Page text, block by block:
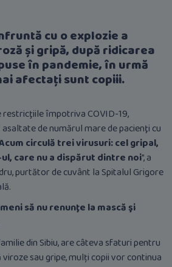
cu o explozie a
și gripă, după ridicarea
în pandemie, în urmă
afectați sunt copiii.
restricţiile împotriva COVID-19,
de numărul mare de pacienţi cu
circulă trei virusuri: cel gripal,
care nu a dispărut dintre noi”, a
purtător de cuvânt la Spitalul Grigore
să nu renunţe la mască şi
din Sibiu, are câteva sfaturi pentru
sau gripe, mulți copii vor continua